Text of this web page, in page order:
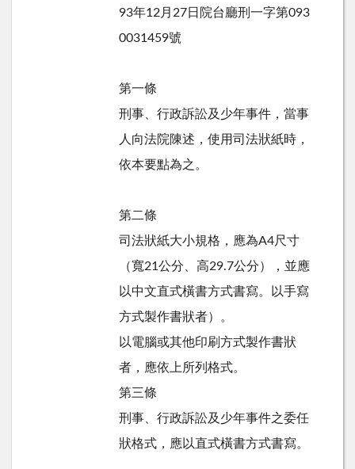
93年12月27日院台廳刑一字第093
0031459號
第一條
刑事、行政訴訟及少年事件，當事
人向法院陳述，使用司法狀紙時，
依本要點為之。
第二條
司法狀紙大小規格，應為A4尺寸
（寬21公分、高29.7公分），並應
以中文直式橫書方式書寫。以手寫
方式製作書狀者）。
以電腦或其他印刷方式製作書狀
者，應依上所列格式。
第三條
刑事、行政訴訟及少年事件之委任
狀格式，應以直式橫書方式書寫。